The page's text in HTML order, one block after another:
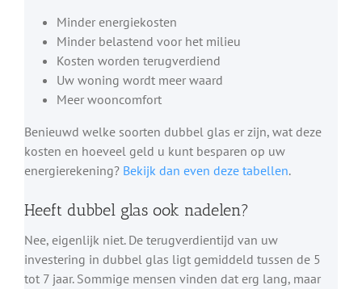
Minder energiekosten
Minder belastend voor het milieu
Kosten worden terugverdiend
Uw woning wordt meer waard
Meer wooncomfort
Benieuwd welke soorten dubbel glas er zijn, wat deze
kosten en hoeveel geld u kunt besparen op uw
energierekening? Bekijk dan even deze tabellen.
Heeft dubbel glas ook nadelen?
Nee, eigenlijk niet. De terugverdientijd van uw
investering in dubbel glas ligt gemiddeld tussen de 5
tot 7 jaar. Sommige mensen vinden dat erg lang, maar